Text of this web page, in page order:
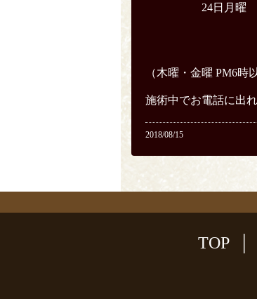
24日月曜
（木曜・金曜 PM6時
施術中でお電話に出
2018/08/15
TOP